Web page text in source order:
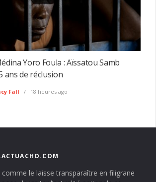
Yoro Foula : Aïssatou Samb
ans de réclusion
Fall 18 heures ago
le laisse transparaître en filigrane